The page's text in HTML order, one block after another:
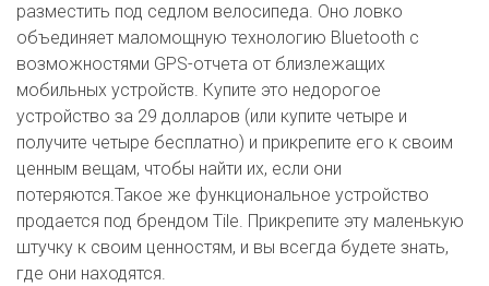
разместить под седлом велосипеда. Оно ловко
объединяет маломощную технологию Bluetooth с
возможностями GPS-отчета от близлежащих
мобильных устройств. Купите это недорогое
устройство за 29 долларов (или купите четыре и
получите четыре бесплатно) и прикрепите его к своим
ценным вещам, чтобы найти их, если они
потеряются.Такое же функциональное устройство
продается под брендом Tile. Прикрепите эту маленькую
штучку к своим ценностям, и вы всегда будете знать,
где они находятся.